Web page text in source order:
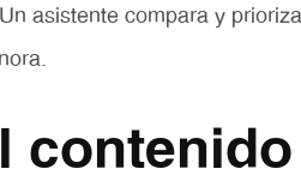
Un asistente compara y